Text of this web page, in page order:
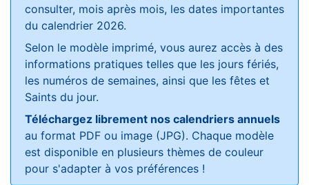
consulter, mois après mois, les dates importantes
du calendrier 2026.
Selon le modèle imprimé, vous aurez accès à des
informations pratiques telles que les jours fériés,
les numéros de semaines, ainsi que les fêtes et
Saints du jour.
Téléchargez librement nos calendriers annuels
au format PDF ou image (JPG). Chaque modèle
est disponible en plusieurs thèmes de couleur
pour s'adapter à vos préférences !